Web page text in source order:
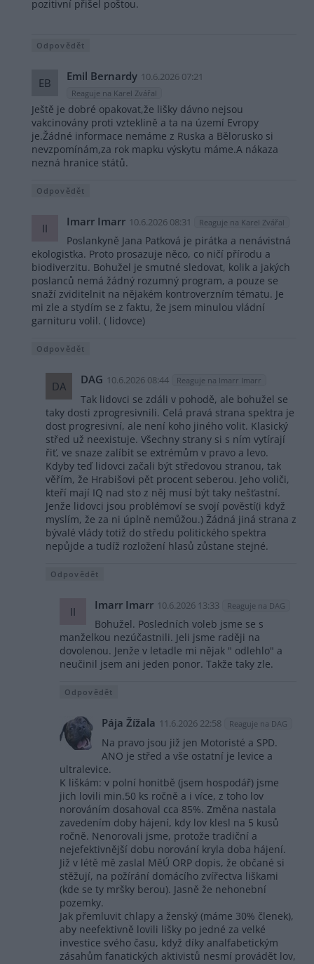
pozitivní přišel poštou.
Odpovědět
EB Emil Bernardy 10.6.2026 07:21
Reaguje na Karel Zvářal
Ještě je dobré opakovat,že lišky dávno nejsou
vakcinovány proti vzteklině a ta na území Evropy
je.Žádné informace nemáme z Ruska a Bělorusko si
nevzpomínám,za rok mapku výskytu máme.A nákaza
nezná hranice států.
Odpovědět
II Imarr Imarr 10.6.2026 08:31 Reaguje na Karel Zvářal
Poslankyně Jana Patková je pirátka a nenávistná
ekologistka. Proto prosazuje něco, co ničí přírodu a
biodiverzitu. Bohužel je smutné sledovat, kolik a jakých
poslanců nemá žádný rozumný program, a pouze se
snaží zviditelnit na nějakém kontroverzním tématu. Je
mi zle a stydím se z faktu, že jsem minulou vládní
garnituru volil. ( lidovce)
Odpovědět
DA DAG 10.6.2026 08:44 Reaguje na Imarr Imarr
Tak lidovci se zdáli v pohodě, ale bohužel se
taky dosti zprogresivnili. Celá pravá strana spektra je
dost progresivní, ale není koho jiného volit. Klasický
střed už neexistuje. Všechny strany si s ním vytírají
řiť, ve snaze zalíbit se extrémům v pravo a levo.
Kdyby teď lidovci začali být středovou stranou, tak
věřím, že Hrabišovi pět procent seberou. Jeho voliči,
kteří mají IQ nad sto z něj musí být taky nešťastní.
Jenže lidovci jsou problémoví se svojí pověstí(i když
myslím, že za ni úplně nemůžou.) Žádná jiná strana z
bývalé vlády totiž do středu politického spektra
nepůjde a tudíž rozložení hlasů zůstane stejné.
Odpovědět
II Imarr Imarr 10.6.2026 13:33 Reaguje na DAG
Bohužel. Posledních voleb jsme se s
manželkou nezúčastnili. Jeli jsme raději na
dovolenou. Jenže v letadle mi nějak " odlehlo" a
neučinil jsem ani jeden ponor. Takže taky zle.
Odpovědět
Pája Žížala 11.6.2026 22:58 Reaguje na DAG
Na pravo jsou již jen Motoristé a SPD.
ANO je střed a vše ostatní je levice a
ultralevice.
K liškám: v polní honitbě (jsem hospodář) jsme
jich lovili min.50 ks ročně a i více, z toho lov
norováním dosahoval cca 85%. Změna nastala
zavedením doby hájení, kdy lov klesl na 5 kusů
ročně. Nenorovali jsme, protože tradiční a
nejefektivnější dobu norování kryla doba hájení.
Již v létě mě zaslal MěÚ ORP dopis, že občané si
stěžují, na požírání domácího zvířectva liškami
(kde se ty mršky berou). Jasně že nehonební
pozemky.
Jak přemluvit chlapy a ženský (máme 30% členek),
aby neefektivně lovili lišky po jedné za velké
investice svého času, když díky analfabetickým
zásahům fanatických aktivistů nesmí provádět lov,